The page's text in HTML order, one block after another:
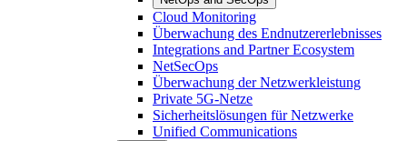
Cloud Monitoring
Überwachung des Endnutzererlebnisses
Integrations and Partner Ecosystem
NetSecOps
Überwachung der Netzwerkleistung
Private 5G-Netze
Sicherheitslösungen für Netzwerke
Unified Communications